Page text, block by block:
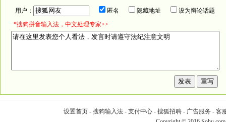
用户： 匿名 隐藏地址
设为辩论话题
*搜狗拼音输入法，中文处理专家>>
设置首页- 搜狗输入法- 支付中心- 搜狐招聘- 广告服务 - 客